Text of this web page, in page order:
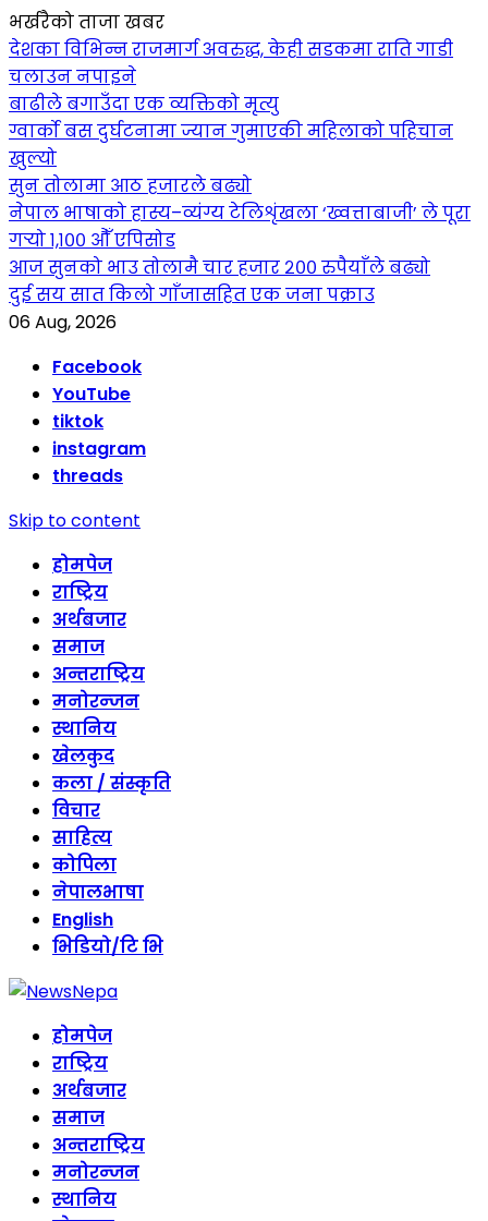
भर्खरैको ताजा खबर
देशका विभिन्न राजमार्ग अवरुद्ध, केही सडकमा राति गाडी
चलाउन नपाइने
बाढीले बगाउँदा एक व्यक्तिको मृत्यु
ग्वार्को बस दुर्घटनामा ज्यान गुमाएकी महिलाको पहिचान
खुल्यो
सुन तोलामा आठ हजारले बढ्यो
नेपाल भाषाको हास्य–व्यंग्य टेलिशृंखला ‘ख्वत्ताबाजी’ ले पूरा
गर्‍यो १,१०० औँ एपिसोड
आज सुनको भाउ तोलामै चार हजार २०० रुपैयाँले बढ्यो
दुई सय सात किलो गाँजासहित एक जना पक्राउ
06 Aug, 2026
Facebook
YouTube
tiktok
instagram
threads
Skip to content
होमपेज
राष्ट्रिय
अर्थबजार
समाज
अन्तराष्ट्रिय
मनोरन्जन
स्थानिय
खेलकुद
कला / संस्कृति
विचार
साहित्य
कोपिला
नेपालभाषा
English
भिडियो/टि भि
होमपेज
राष्ट्रिय
अर्थबजार
समाज
अन्तराष्ट्रिय
मनोरन्जन
स्थानिय